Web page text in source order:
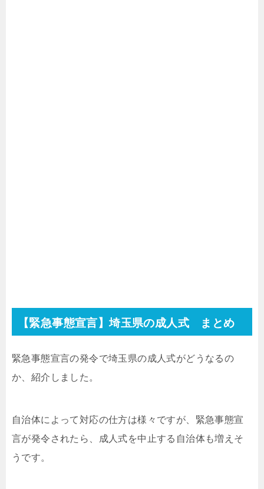
【緊急事態宣言】埼玉県の成人式 まとめ
緊急事態宣言の発令で埼玉県の成人式がどうなるの
か、紹介しました。
自治体によって対応の仕方は様々ですが、緊急事態宣
言が発令されたら、成人式を中止する自治体も増えそ
うです。